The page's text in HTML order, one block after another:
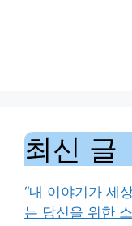
최신 글
“내 이야기가 세
는 당신을 위한